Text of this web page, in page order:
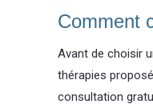
Comment
Avant de choisir
thérapies
consultation